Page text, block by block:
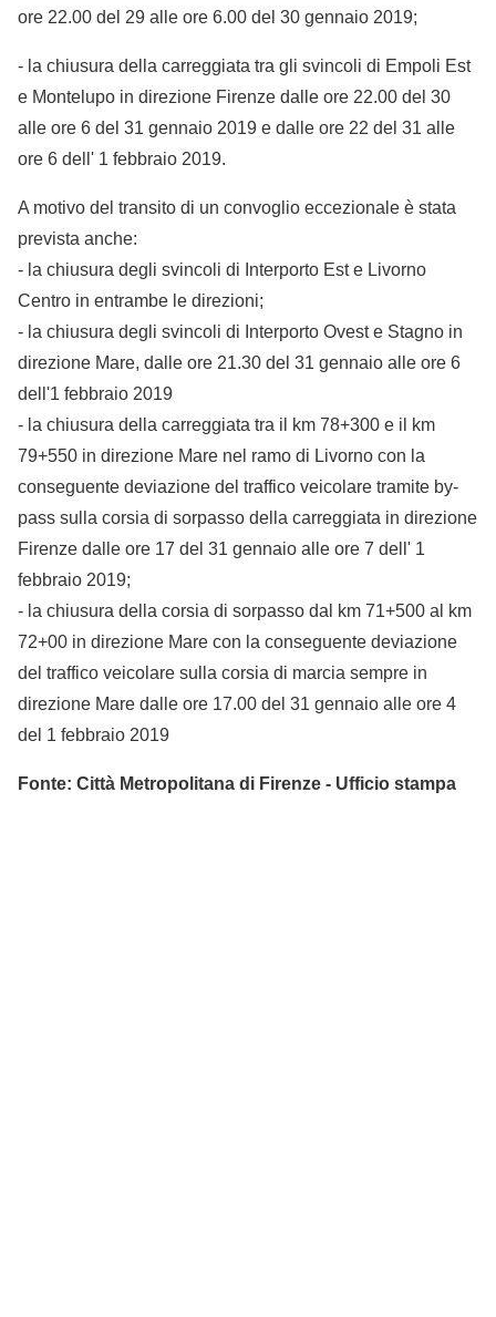
ore 22.00 del 29 alle ore 6.00 del 30 gennaio 2019;
- la chiusura della carreggiata tra gli svincoli di Empoli Est
e Montelupo in direzione Firenze dalle ore 22.00 del 30
alle ore 6 del 31 gennaio 2019 e dalle ore 22 del 31 alle
ore 6 dell' 1 febbraio 2019.
A motivo del transito di un convoglio eccezionale è stata
prevista anche:
- la chiusura degli svincoli di Interporto Est e Livorno
Centro in entrambe le direzioni;
- la chiusura degli svincoli di Interporto Ovest e Stagno in
direzione Mare, dalle ore 21.30 del 31 gennaio alle ore 6
dell'1 febbraio 2019
- la chiusura della carreggiata tra il km 78+300 e il km
79+550 in direzione Mare nel ramo di Livorno con la
conseguente deviazione del traffico veicolare tramite by-
pass sulla corsia di sorpasso della carreggiata in direzione
Firenze dalle ore 17 del 31 gennaio alle ore 7 dell' 1
febbraio 2019;
- la chiusura della corsia di sorpasso dal km 71+500 al km
72+00 in direzione Mare con la conseguente deviazione
del traffico veicolare sulla corsia di marcia sempre in
direzione Mare dalle ore 17.00 del 31 gennaio alle ore 4
del 1 febbraio 2019
Fonte: Città Metropolitana di Firenze - Ufficio stampa